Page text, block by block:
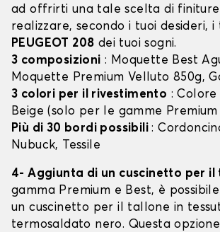
ad offrirti una tale scelta di
realizzare, secondo i tuoi desideri,
PEUGEOT 208 dei tuoi sogni.
3 composizioni : Moquette Best
Moquette Premium Velluto 850g,
3 colori per il rivestimento : Colore
Beige (solo per le gamme Premium
Più di 30 bordi possibili:
Nubuck, Tessile
4- Aggiunta di un cuscinetto per il
gamma Premium e Best, è
un cuscinetto per il tallone in
termosaldato nero. Questa